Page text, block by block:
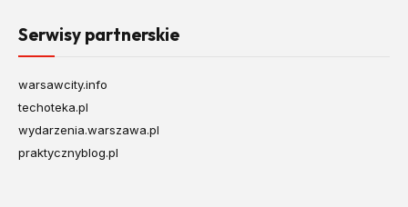
Serwisy partnerskie
warsawcity.info
techoteka.pl
wydarzenia.warszawa.pl
praktycznyblog.pl